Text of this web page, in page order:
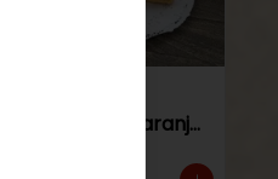
panqueque naranja